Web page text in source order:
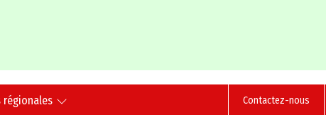
régionales Contactez-nous